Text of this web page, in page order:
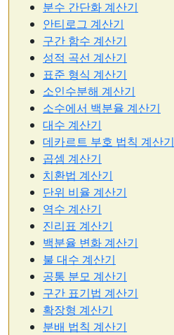
분수 간단화 계산기
안티로그 계산기
구간 함수 계산기
성적 곡선 계산기
표준 형식 계산기
소인수분해 계산기
소수에서 백분율 계산기
대수 계산기
데카르트 부호 법칙 계산기
곱셈 계산기
치환법 계산기
단위 비율 계산기
역수 계산기
진리표 계산기
백분율 변화 계산기
불 대수 계산기
공통 분모 계산기
구간 표기법 계산기
확장형 계산기
분배 법칙 계산기